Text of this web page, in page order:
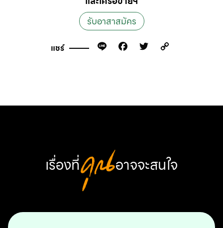
รับอาสาสมัคร
แชร์ Line Facebook
Twitter
เรื่องที่คุณ อาจจะสนใจ